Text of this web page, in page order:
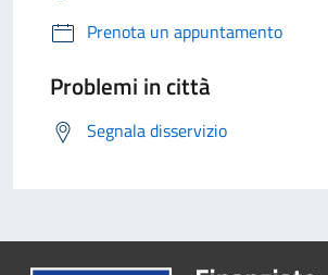
Prenota un appuntamento
Problemi in città
Segnala disservizio